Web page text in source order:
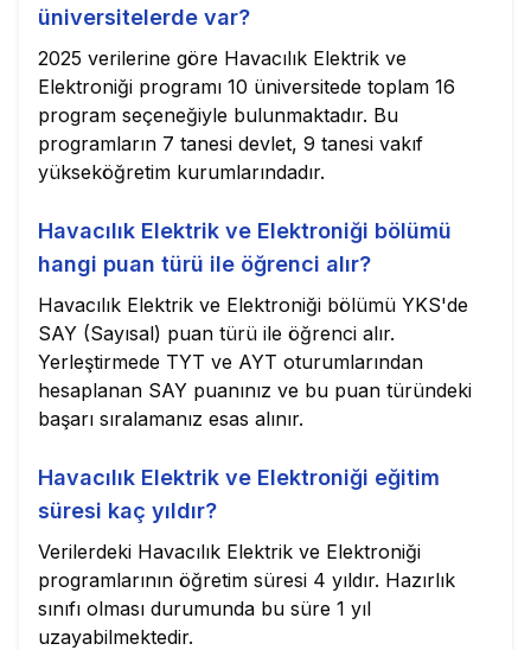
üniversitelerde var?
2025 verilerine göre Havacılık Elektrik ve
Elektroniği programı 10 üniversitede toplam 16
program seçeneğiyle bulunmaktadır. Bu
programların 7 tanesi devlet, 9 tanesi vakıf
yükseköğretim kurumlarındadır.
Havacılık Elektrik ve Elektroniği bölümü
hangi puan türü ile öğrenci alır?
Havacılık Elektrik ve Elektroniği bölümü YKS'de
SAY (Sayısal) puan türü ile öğrenci alır.
Yerleştirmede TYT ve AYT oturumlarından
hesaplanan SAY puanınız ve bu puan türündeki
başarı sıralamanız esas alınır.
Havacılık Elektrik ve Elektroniği eğitim
süresi kaç yıldır?
Verilerdeki Havacılık Elektrik ve Elektroniği
programlarının öğretim süresi 4 yıldır. Hazırlık
sınıfı olması durumunda bu süre 1 yıl
uzayabilmektedir.